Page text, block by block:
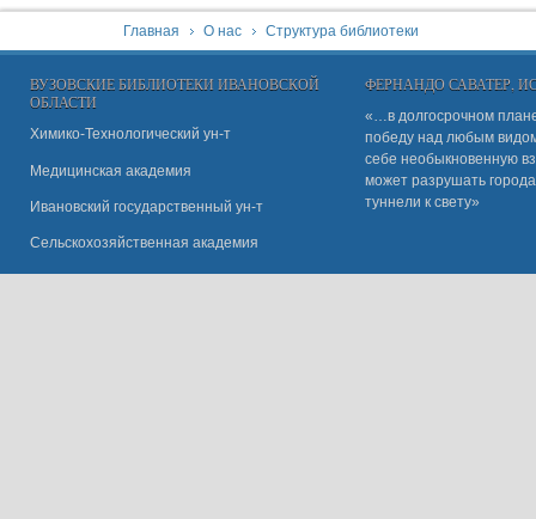
Главная О нас Структура библиотеки
ВУЗОВСКИЕ БИБЛИОТЕКИ ИВАНОВСКОЙ
ОБЛАСТИ
Химико-Технологический ун-т
Медицинская академия
Ивановский государственный ун-т
Сельскохозяйственная академия
ФЕРНАНДО САВАТЕР,
«…в долгосрочном
победу над любым
себе необыкновенную
может разрушать
туннели к свету»